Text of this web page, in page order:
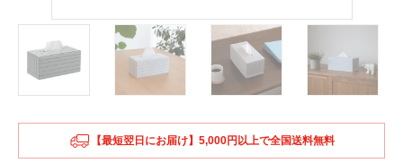
【最短翌日にお届け】5,000円以上で全国送料無料